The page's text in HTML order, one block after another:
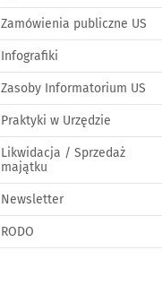
Zamówienia publiczne US
Infografiki
Zasoby Informatorium US
Praktyki w Urzędzie
Likwidacja / Sprzedaż
majątku
Newsletter
RODO